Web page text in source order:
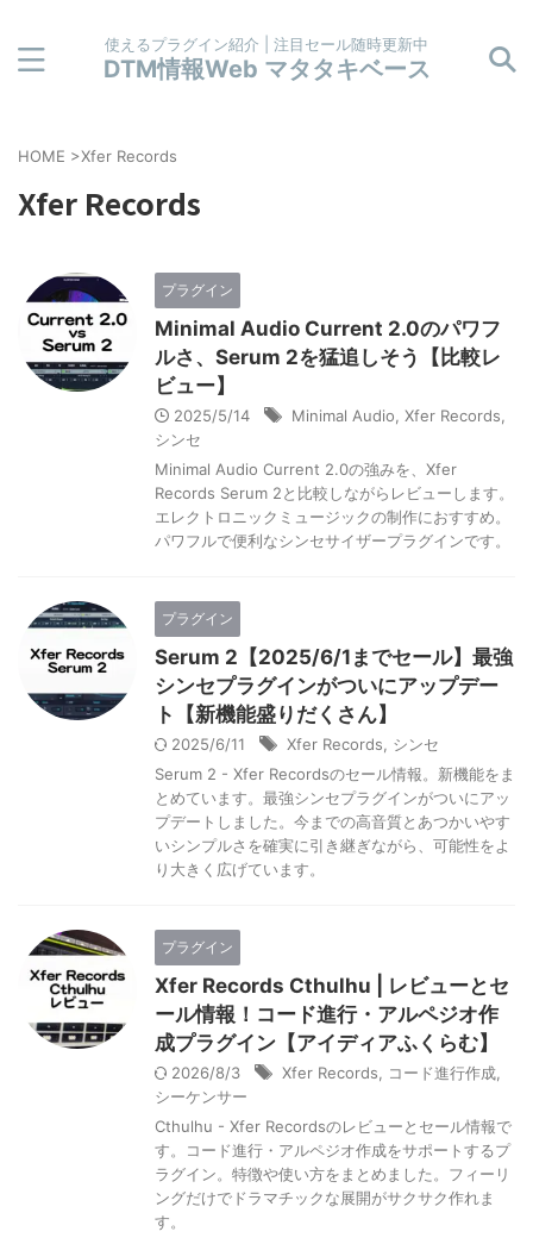
使えるプラグイン紹介 | 注目セール随時更新中
DTM情報Web マタタキベース
HOME >Xfer Records
Xfer Records
プラグイン
Minimal Audio Current 2.0のパワフ
ルさ、Serum 2を猛追しそう【比較レ
ビュー】
2025/5/14 Minimal Audio Xfer Records
シンセ
Minimal Audio Current 2.0の強みを、Xfer
Records Serum 2と比較しながらレビューします。
エレクトロニックミュージックの制作におすすめ。
パワフルで便利なシンセサイザープラグインです。
プラグイン
Serum 2【2025/6/1までセール】最強
シンセプラグインがついにアップデー
ト【新機能盛りだくさん】
2025/6/11 Xfer Records
シンセ
Serum 2 - Xfer Recordsのセール情報。新機能をま
とめています。最強シンセプラグインがついにアッ
プデートしました。今までの高音質とあつかいやす
いシンプルさを確実に引き継ぎながら、可能性をよ
り大きく広げています。
プラグイン
Xfer Records Cthulhu | レビューとセ
ール情報！コード進行・アルペジオ作
成プラグイン【アイディアふくらむ】
2026/8/3 Xfer Records コード進行作成
シーケンサー
Cthulhu - Xfer Recordsのレビューとセール情報で
す。コード進行・アルペジオ作成をサポートするプ
ラグイン。特徴や使い方をまとめました。フィーリ
ングだけでドラマチックな展開がサクサク作れま
す。